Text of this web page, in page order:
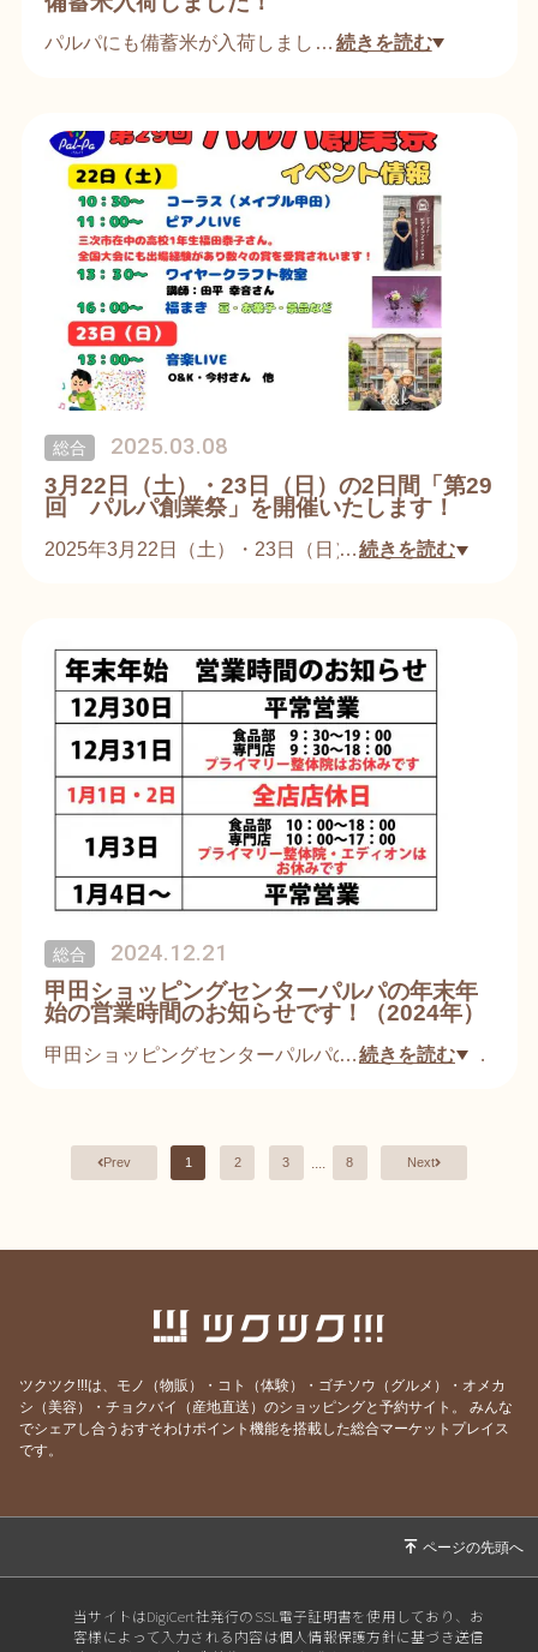
パルパにも備蓄米が入荷しました！
… 続きを読む
総合 2025.03.08
3月22日（土）・23日（日）の2日間「第29
回 パルパ創業祭」を開催いたします！
2025年3月22日（土）・23日（日）の2日間で「第2
ので、ぜひご来店ください！
＜イベント案内＞
22日（土）
10：00〜 コーラス
11：00〜 ピアノLIVE
13：30〜 ワイヤークラフト教室
16：00〜 福まき
23日（日）
13：00〜 音楽LIVE
※詳しくは店頭案内にて
…続きを読む
総合 2024.12.21
甲田ショッピングセンターパルパの年末年
始の営業時間のお知らせです！（2024年）
甲田ショッピングセンターパルパの年末年始の営業
12月30日 平常営業
12月31日 食品部 9：30〜19：00
1月1日 お休み
1月3日 食品部 10：00〜18：00
専門店 10：00〜17：00
1月4日〜 平常営業
お間違えの無いようにご来店ください！
…続きを読む
Prev 1 2 3 8 Next
ツクツク!!!は、モノ（物販）・コト（体験）・ゴチソウ（グルメ）・オメカ
シ（美容）・チョクバイ（産地直送）のショッピングと予約サイト。
みんな
でシェアし合うおすそわけポイント機能を搭載した総合マーケットプレイス
です。
当サイトはDigiCert社発行のSSL電子証明書を使用しており、お
客様によって入力される内容は個人情報保護方針に基づき送信